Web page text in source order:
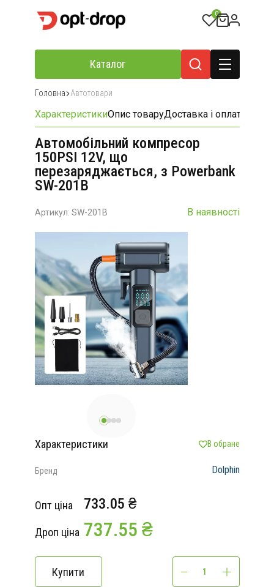
0
Каталог
Головна Автотовари
ХарактеристикиОпис товаруДоставка і оплата
Автомобільний компресор
150PSI 12V, що
перезаряджається, з Powerbank
SW-201B
Артикул: SW-201B В наявності
Характеристики В обране
Бренд Dolphin
Опт ціна 733.05 ₴
Дроп ціна 737.55 ₴
Купити